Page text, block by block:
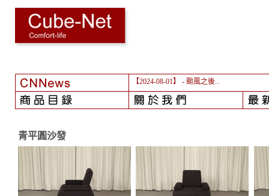
【2024-08-01】 - 颱風之後...
青平圓沙發